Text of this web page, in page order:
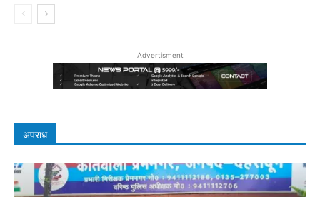
Advertisment
अपराध